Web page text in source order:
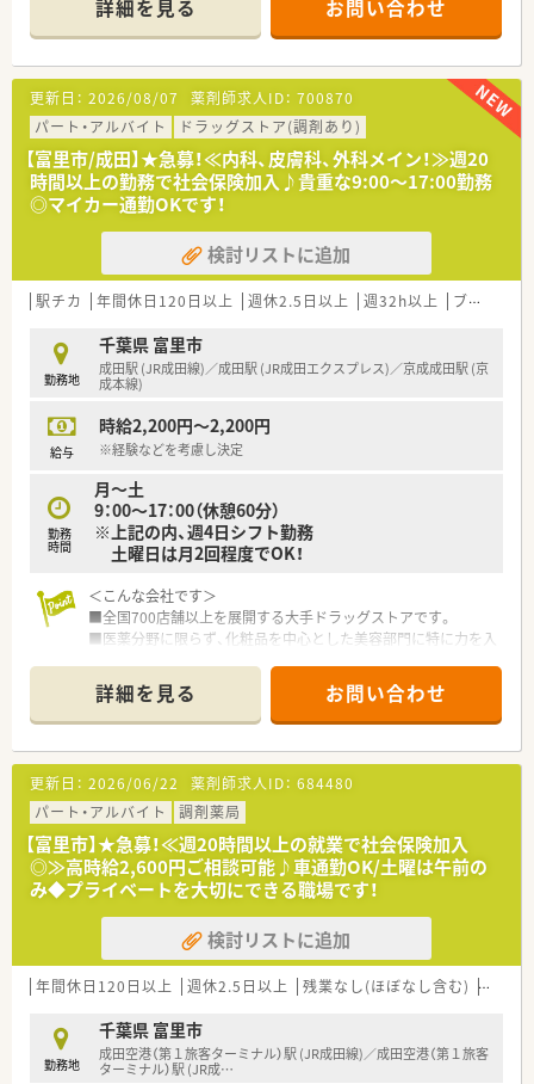
■日数や時間帯はお気軽にご相談ください！
＼企業の特徴／
■千葉県を中心に36店舗を展開する地場チェーン調剤薬局で
す。
■病院門前の大型店から、かかりつけ薬局や施設処方を扱う薬局
まで地域密着型保険調剤薬局を展開しています。
■在宅医療にも力を入れています！
■薬局管理システムは、日本メディコムPIS400を採用し各店舗
をオンライン化、重複投与、相互作用、副作用を一元管理してい
ます。
■在庫管理もリアルタイムで確認が可能です。
詳細を見る お問い合わせ
更新日： 2026/08/07 薬剤師求人ID： 700870
パート・アルバイト
ドラッグストア(調剤あり)
【富里市/成田】★急募！≪内科、皮膚科、外科メイン！≫週20
時間以上の勤務で社会保険加入♪貴重な9:00～17:00勤務
◎マイカー通勤OKです！
検討リストに追加
駅チカ 年間休日120日以上 週休2.5日以上 週32h以上 ブランク可
勤務地
千葉県 富里市
成田駅 (JR成田線)／成田駅 (JR成田エクスプレス)／京成成田駅 (京
成本線)
給与
時給2,200円～2,200円
※経験などを考慮し決定
勤務
時間
月～土
9：00～17：00（休憩60分）
※上記の内、週4日シフト勤務
土曜日は月2回程度でOK！
＜こんな会社です＞
■全国700店舗以上を展開する大手ドラッグストアです。
■医薬分野に限らず、化粧品を中心とした美容部門に特に力を入
■人事制度や福利厚生が充実しておりますのでライフプランに
合わせたご就業が可能です。
■全店舗に錠剤監査システム・音声入力システム・監査システム
導入し、機械化をはかり薬剤師に求められる対人業務に注力して
おります。
■売り上げも年々上昇し経営的にもしっかりしているので、長く
お勤めされたい方に特にお勧めです！
■今後ドラッグストアでのキャリアを目指す方には最適な職場
です。
■OTC販売もあるため、接客業務に積極的に取り組んでいただけ
る方大歓迎です。
■10％社割制度あり！お買い物にも便利♪
詳細を見る お問い合わせ
更新日： 2026/06/22 薬剤師求人ID： 684480
パート・アルバイト
調剤薬局
【富里市】★急募！≪週20時間以上の就業で社会保険加入
◎≫高時給2,600円ご相談可能♪車通勤OK/土曜は午前の
み◆プライベートを大切にできる職場です！
検討リストに追加
年間休日120日以上 週休2.5日以上 残業なし(ほぼなし含む) 転勤な
勤務地
千葉県 富里市
成田空港（第１旅客ターミナル）駅 (JR成田線)／成田空港（第１旅客
ターミナル）駅 (JR成…